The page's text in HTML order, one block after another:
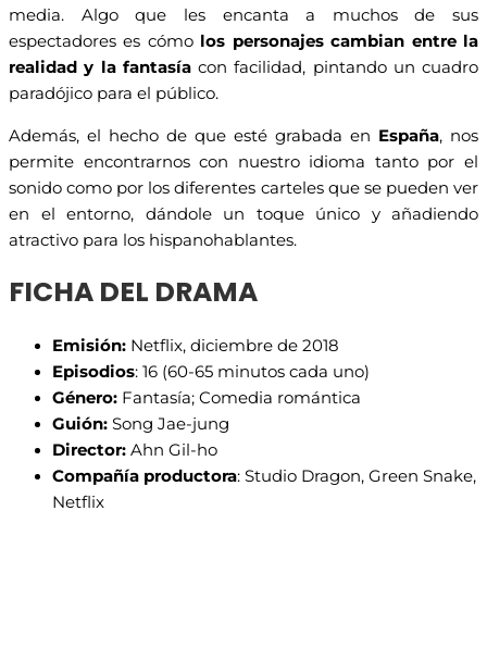
media. Algo que les encanta a muchos de sus
espectadores es cómolos personajes cambian entre la
realidad y la fantasíacon facilidad, pintando un cuadro
paradójico para el público.
Además, el hecho de que esté grabada en España, nos
permite encontrarnos con nuestro idioma tanto por el
sonido como por los diferentes carteles que se pueden ver
en el entorno, dándole un toque único y añadiendo
atractivo para los hispanohablantes.
FICHA DEL DRAMA
Emisión: Netflix, diciembre de 2018
Episodios: 16 (60-65 minutos cada uno)
Género: Fantasía; Comedia romántica
Guión: Song Jae-jung
Director: Ahn Gil-ho
Compañía productora: Studio Dragon, Green Snake,
Netflix